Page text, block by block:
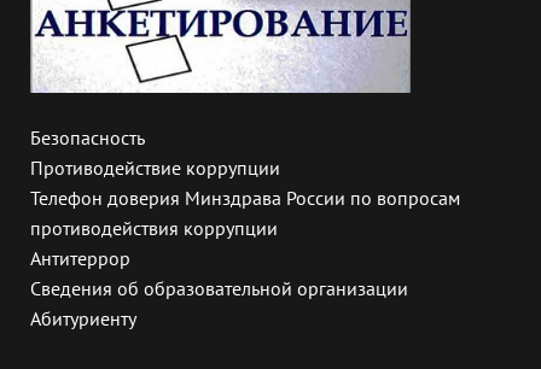
Безопасность
Противодействие коррупции
Телефон доверия Минздрава России по вопросам
противодействия коррупции
Антитеррор
Сведения об образовательной организации
Абитуриенту